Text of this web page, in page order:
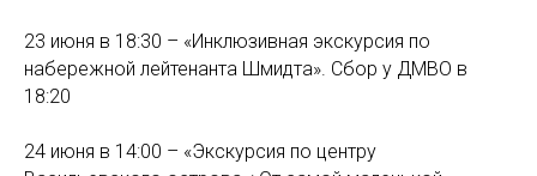
23 июня в 18:30 – «Инклюзивная экскурсия по
набережной лейтенанта Шмидта». Сбор у ДМВО в
18:20
24 июня в 14:00 – «Экскурсия по центру